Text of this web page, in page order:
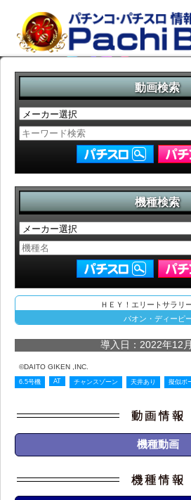
動画検索
機種検索
ＨＥＹ！エリートサラリ
パオン・ディーピ
導入日：2022年12
©DAITO GIKEN ,INC.
6.5号機 AT チャンスゾーン 天井あり 擬似ボ
機種動画